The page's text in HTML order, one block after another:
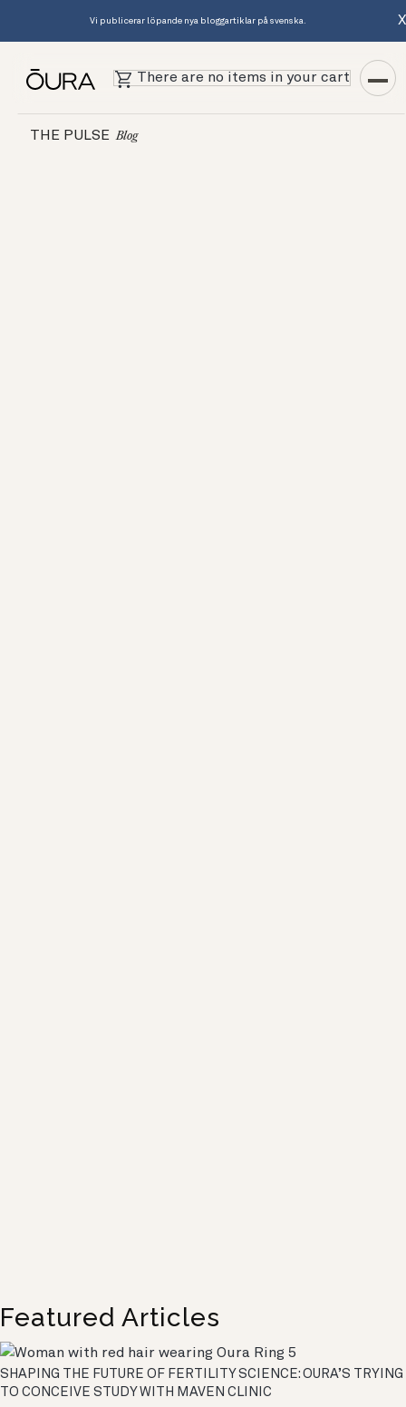
Vi publicerar löpande nya bloggartiklar på svenska. X
There are no items in your cart
THE PULSE Blog
Featured Articles
SHAPING THE FUTURE OF FERTILITY SCIENCE: OURA’S TRYING
TO CONCEIVE STUDY WITH MAVEN CLINIC